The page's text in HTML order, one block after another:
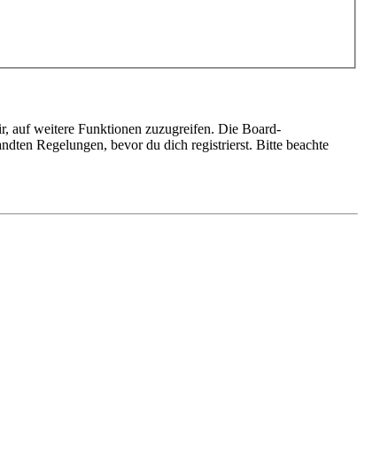
auf weitere Funktionen zuzugreifen. Die Board-
Regelungen, bevor du dich registrierst. Bitte beachte